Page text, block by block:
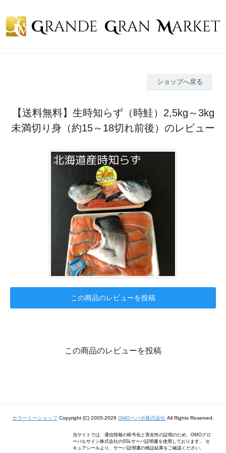
ショップへ戻る
【送料無料】生時知らず（時鮭）2,5kg～3kg
未満切り身（約15～18切れ前後）のレビュー
この商品のレビューを投稿
この商品のレビューを投稿
カラーミーショップCopyright (C) 2005-2026 GMOペパボ株式会社 All Rights Reserved.
当サイトでは、通信情報の暗号化と実在性の証明のため、GMOグロ
ーバルサイン株式会社のSSLサーバ証明書を使用しております。 セ
キュアシールより、サーバ証明書の検証結果をご確認ください。